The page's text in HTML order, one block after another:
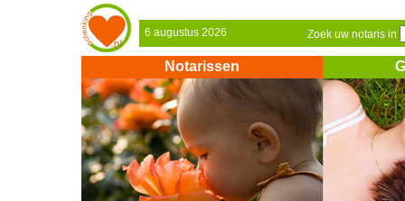
6 augustus 2026 Zoek uw notaris in
Notarissen